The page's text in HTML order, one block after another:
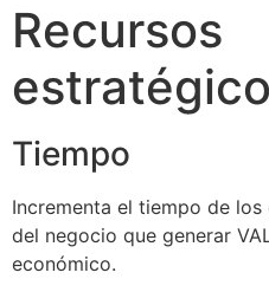
Recursos
Tiempo
Incrementa el tiempo de
del negocio que generar
económico.